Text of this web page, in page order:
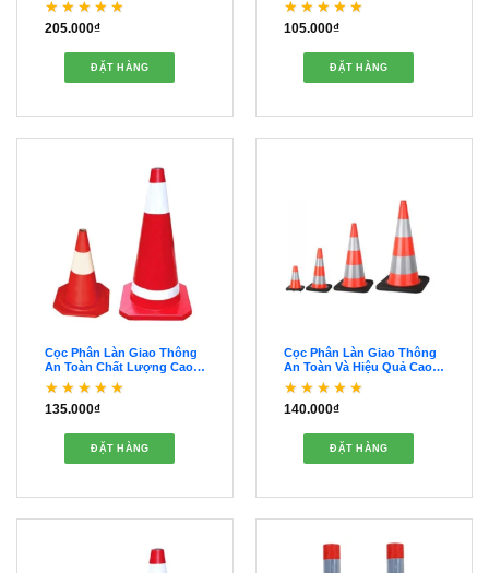
Được xếp hạng
205.000₫
ĐẶT HÀNG
Được xếp hạng
105.000₫
ĐẶT HÀNG
Cọc Phân Làn Giao Thông
An Toàn Chất Lượng Cao –
OCPL00022
Được xếp hạng
135.000₫
ĐẶT HÀNG
Cọc Phân Làn Giao Thông
An Toàn Và Hiệu Quả Cao
Cấp – OCPL00021
Được xếp hạng
140.000₫
ĐẶT HÀNG